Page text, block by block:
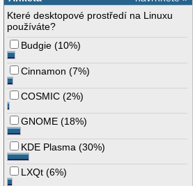
Které desktopové prostředí na Linuxu
používáte?
Budgie (10%)
Cinnamon (7%)
COSMIC (2%)
GNOME (18%)
KDE Plasma (30%)
LXQt (6%)